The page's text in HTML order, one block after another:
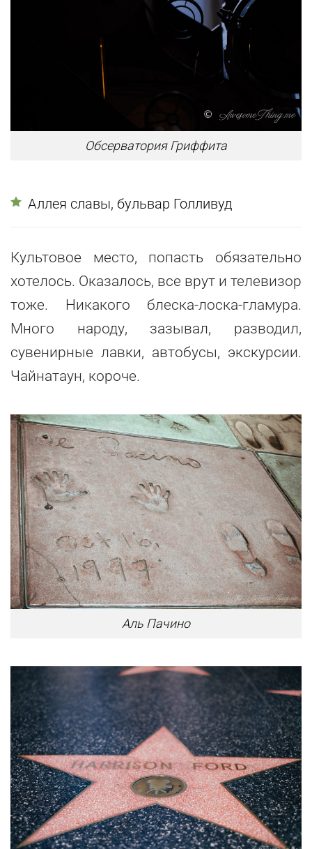
Обсерватория Гриффита
Аллея славы, бульвар Голливуд
Культовое место, попасть обязательно
хотелось. Оказалось, все врут и телевизор
тоже. Никакого блеска-лоска-гламура.
Много народу, зазывал, разводил,
сувенирные лавки, автобусы, экскурсии.
Чайнатаун, короче.
Аль Пачино